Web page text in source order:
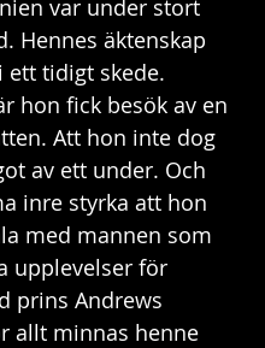
var under stort
Hennes äktenskap
ett tidigt skede.
hon fick besök av en
Att hon inte dog
av ett under. Och
inre styrka att hon
med mannen som
upplevelser för
prins Andrews
allt minnas henne